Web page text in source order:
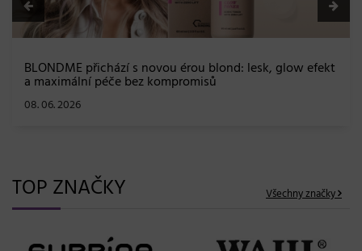
BLONDME přichází s novou érou blond: lesk, glow efekt
a maximální péče bez kompromisů
08. 06. 2026
TOP ZNAČKY Všechny značky